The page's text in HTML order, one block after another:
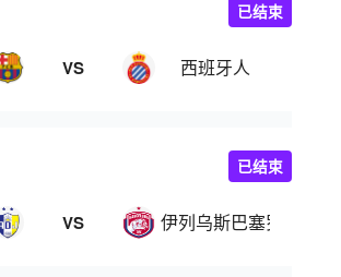
VS 西班牙人
已结束
VS 伊列乌斯巴塞罗那U20
已结束